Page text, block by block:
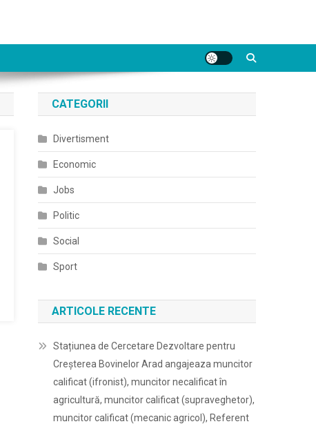
CATEGORII
Divertisment
Economic
Jobs
Politic
Social
Sport
ARTICOLE RECENTE
Stațiunea de Cercetare Dezvoltare pentru
Creșterea Bovinelor Arad angajeaza muncitor
calificat (ifronist), muncitor necalificat în
agricultură, muncitor calificat (supraveghetor),
muncitor calificat (mecanic agricol), Referent